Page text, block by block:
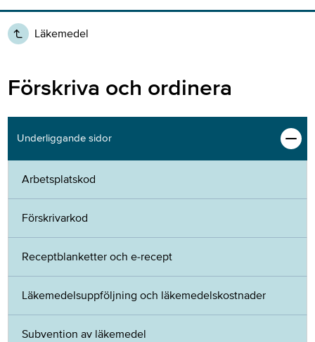
Läkemedel
Förskriva och ordinera
Underliggande sidor
Arbetsplatskod
Förskrivarkod
Receptblanketter och e-recept
Läkemedelsuppföljning och läkemedelskostnader
Subvention av läkemedel